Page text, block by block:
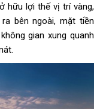
hữu lợi thế vị trí vàng,
bên ngoài, mặt tiền
gian xung quanh